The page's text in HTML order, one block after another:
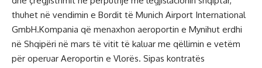
thuhet në vendimin e Bordit të Munich Airport International
GmbH.Kompania që menaxhon aeroportin e Mynihut erdhi
në Shqipëri në mars të vitit të kaluar me qëllimin e vetëm
për operuar Aeroportin e Vlorës. Sipas kontratës